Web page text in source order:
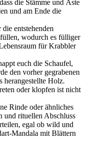
die Stämme und Äste
und am Ende die
entstehenden
wodurch es fülliger
für Krabbler
euch die Schaufel,
den vorher gegrabenen
herangestellte Holz.
oder klopfen ist nicht
Rinde oder ähnliches
und rituellen Abschluss
egal ob wild und
Mandala mit Blättern